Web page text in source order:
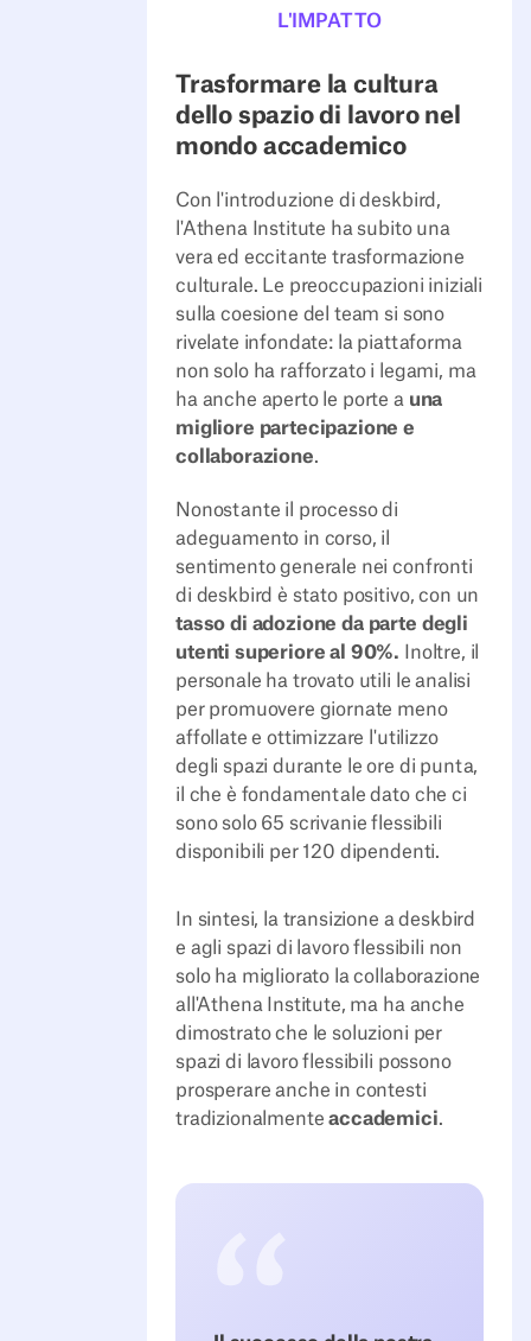
L'IMPATTO
Trasformare la cultura
dello spazio di lavoro nel
mondo accademico
Con l'introduzione di deskbird,
l'Athena Institute ha subito una
vera ed eccitante trasformazione
culturale. Le preoccupazioni iniziali
sulla coesione del team si sono
rivelate infondate: la piattaforma
non solo ha rafforzato i legami, ma
ha anche aperto le porte a una
migliore partecipazione e
collaborazione.
Nonostante il processo di
adeguamento in corso, il
sentimento generale nei confronti
di deskbird è stato positivo, con un
tasso di adozione da parte degli
utenti superiore al 90%. Inoltre, il
personale ha trovato utili le analisi
per promuovere giornate meno
affollate e ottimizzare l'utilizzo
degli spazi durante le ore di punta,
il che è fondamentale dato che ci
sono solo 65 scrivanie flessibili
disponibili per 120 dipendenti.
In sintesi, la transizione a deskbird
e agli spazi di lavoro flessibili non
solo ha migliorato la collaborazione
all'Athena Institute, ma ha anche
dimostrato che le soluzioni per
spazi di lavoro flessibili possono
prosperare anche in contesti
tradizionalmenteaccademici.